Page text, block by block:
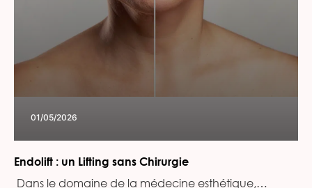
01/05/2026
Endolift : un Lifting sans Chirurgie
‍ Dans le domaine de la médecine esthétique,…